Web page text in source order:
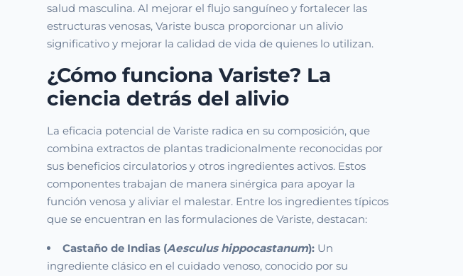
salud masculina. Al mejorar el flujo sanguíneo y fortalecer las
estructuras venosas, Variste busca proporcionar un alivio
significativo y mejorar la calidad de vida de quienes lo utilizan.
¿Cómo funciona Variste? La
ciencia detrás del alivio
La eficacia potencial de Variste radica en su composición, que
combina extractos de plantas tradicionalmente reconocidas por
sus beneficios circulatorios y otros ingredientes activos. Estos
componentes trabajan de manera sinérgica para apoyar la
función venosa y aliviar el malestar. Entre los ingredientes típicos
que se encuentran en las formulaciones de Variste, destacan:
Castaño de Indias (Aesculus hippocastanum):Un
ingrediente clásico en el cuidado venoso, conocido por su